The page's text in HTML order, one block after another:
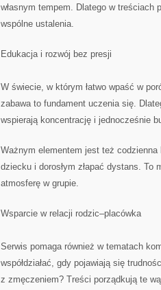
własnym tempem. Dlatego w
wspólne ustalenia.
Edukacja i rozwój bez presji
W świecie, w którym łatwo wpaść w
zabawa to fundament uczenia się.
wspierają koncentrację i jednocześnie
Ważnym elementem jest też
dziecku i dorosłym złapać dystans.
atmosferę w grupie.
Wsparcie w relacji rodzic–placówka
Serwis pomaga również w tematach
współdziałać, gdy pojawiają się
z zmęczeniem? Treści porządkują te